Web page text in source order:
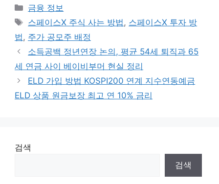
카
테
리
금융 정보
태
그
스페이스X 주식 사는 방법 , 스페이스X 투자 방
법 , 주가 공모주 배정
소득공백 정년연장 논의, 평균 54세 퇴직과 65
세 연금 사이 베이비부머 현실 정리
ELD 가입 방법 KOSPI200 연계 지수연동예금
ELD 상품 원금보장 최고 연 10% 금리
검색
검색